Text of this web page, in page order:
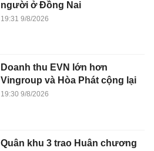
người ở Đồng Nai
19:31 9/8/2026
Doanh thu EVN lớn hơn
Vingroup và Hòa Phát cộng lại
19:30 9/8/2026
Quân khu 3 trao Huân chương